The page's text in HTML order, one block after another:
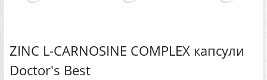
ZINC L-CARNOSINE COMPLEX капсули
Doctor's Best